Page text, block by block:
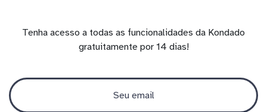
Tenha acesso a todas as funcionalidades da Kondado
gratuitamente por 14 dias!